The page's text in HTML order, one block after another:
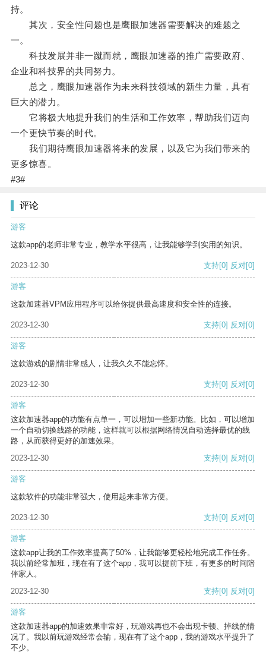
持。
其次，安全性问题也是鹰眼加速器需要解决的难题之
一。
科技发展并非一蹴而就，鹰眼加速器的推广需要政府、
企业和科技界的共同努力。
总之，鹰眼加速器作为未来科技领域的新生力量，具有
巨大的潜力。
它将极大地提升我们的生活和工作效率，帮助我们迈向
一个更快节奏的时代。
我们期待鹰眼加速器将来的发展，以及它为我们带来的
更多惊喜。
#3#
评论
游客
这款app的老师非常专业，教学水平很高，让我能够学到实用的知识。
2023-12-30 支持[0] 反对[0]
游客
这款加速器VPM应用程序可以给你提供最高速度和安全性的连接。
2023-12-30 支持[0] 反对[0]
游客
这款游戏的剧情非常感人，让我久久不能忘怀。
2023-12-30 支持[0] 反对[0]
游客
这款加速器app的功能有点单一，可以增加一些新功能。比如，可以增加
一个自动切换线路的功能，这样就可以根据网络情况自动选择最优的线
路，从而获得更好的加速效果。
2023-12-30
支持[0] 反对[0]
游客
这款软件的功能非常强大，使用起来非常方便。
2023-12-30 支持[0] 反对[0]
游客
这款app让我的工作效率提高了50%，让我能够更轻松地完成工作任务。
我以前经常加班，现在有了这个app，我可以提前下班，有更多的时间陪
伴家人。
2023-12-30
支持[0] 反对[0]
游客
这款加速器app的加速效果非常好，玩游戏再也不会出现卡顿、掉线的情
况了。我以前玩游戏经常会输，现在有了这个app，我的游戏水平提升了
不少。